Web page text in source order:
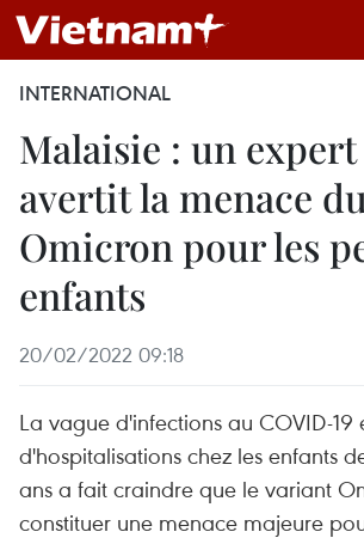
INTERNATIONAL
Malaisie : un
avertit la menace
Omicron pour les
enfants
20/02/2022 09:18
La vague d'infections au COVID-19
d'hospitalisations chez les enfants
ans a fait craindre que le variant
constituer une menace majeure